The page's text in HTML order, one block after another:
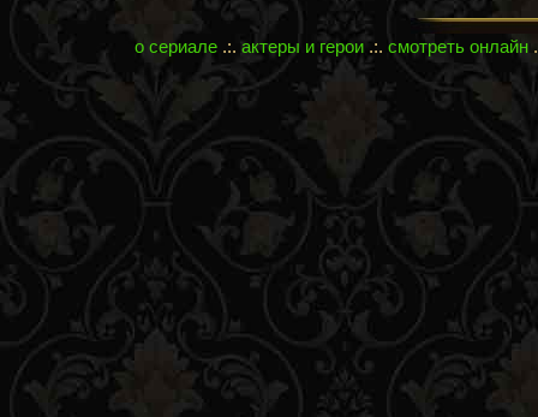
о сериале .:.актеры и герои.:.смотреть онлайн